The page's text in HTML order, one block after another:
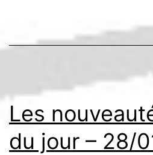
Les
du jour – 28/